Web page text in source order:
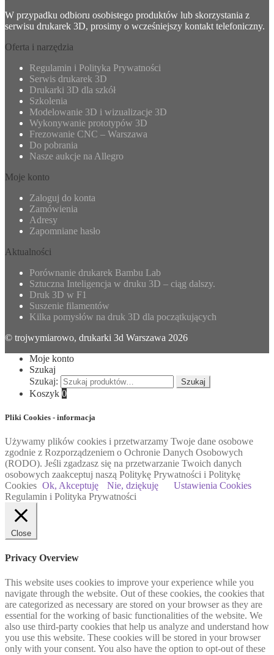
W przypadku odbioru osobistego produktów lub skorzystania z
serwisu drukarek 3D, prosimy o wcześniejszy kontakt telefoniczny.
Oferta i narzędzia
Regulamin i Polityka Prywatności
Serwis drukarek 3D
Drukarki 3D dla szkół
Szkolenia
Modelowanie 3D i wizualizacje 3D
Wykonywanie prototypów 3D
Frezowanie CNC – Warszawa
Do pobrania
Nasze aukcje na Allegro
Moje konto
Zaloguj do konta
Zamówienia
Adresy
Zapomniane hasło
Aktualności
Porównanie drukarek Bambu Lab
Sztuczna Inteligencja w druku 3D – ciąg dalszy.
Druk 3D w F1
Suszenie filamentów
Kilka pomysłów na druk 3D dla początkujących
© trojwymiarowo, drukarki 3d Warszawa 2026
Moje konto
Szukaj
Szukaj:
Szukaj
Koszyk 0
Pliki Cookies - informacja
Używamy plików cookies i przetwarzamy Twoje dane osobowe
zgodnie z Rozporządzeniem o Ochronie Danych Osobowych
(RODO). Jeśli zgadzasz się na przetwarzanie Twoich danych
osobowych zaakceptuj naszą Politykę Prywatności i Politykę
Cookies Ok, Akceptuję Nie, dziękuję
Ustawienia Cookies
Regulamin i Polityka Prywatności
Close
Privacy Overview
This website uses cookies to improve your experience while you
navigate through the website. Out of these cookies, the cookies that
are categorized as necessary are stored on your browser as they are
essential for the working of basic functionalities of the website. We
also use third-party cookies that help us analyze and understand how
you use this website. These cookies will be stored in your browser
only with your consent. You also have the option to opt-out of these